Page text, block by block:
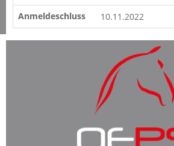
Anmeldeschluss
10.11.2022